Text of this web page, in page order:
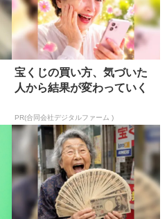
宝くじの買い方、気づいた
人から結果が変わっていく
PR(合同会社デジタルファーム )